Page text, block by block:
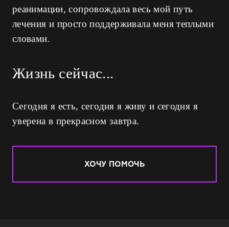
реанимации, сопровождала весь мой путь
лечения и просто поддерживала меня теплыми
словами.
Жизнь сейчас...
Сегодня я есть, сегодня я живу и сегодня я
уверена в прекрасном завтра.
ХОЧУ ПОМОЧЬ